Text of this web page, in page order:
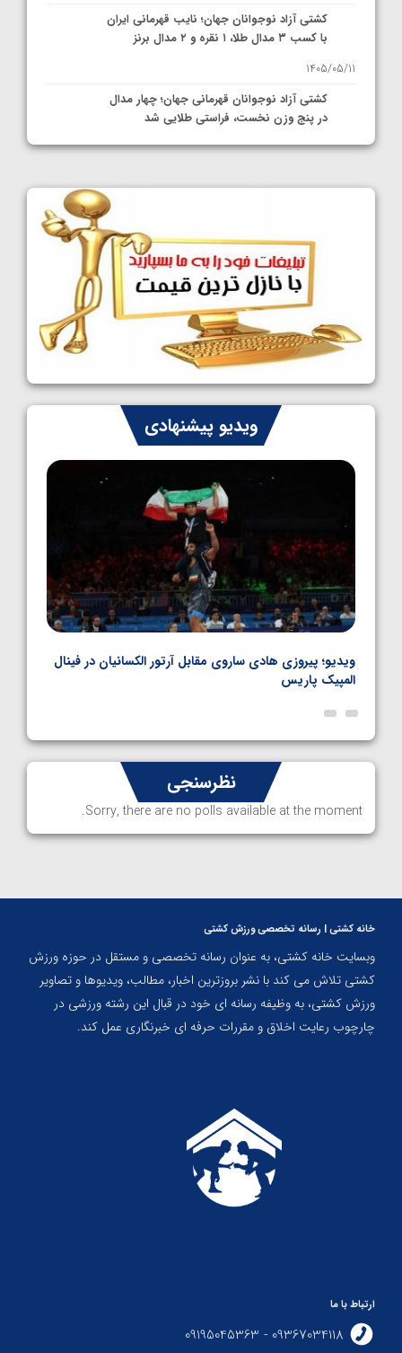
کشتی آزاد نوجوانان جهان؛ نایب قهرمانی ایران
با کسب ۳ مدال طلا، ۱ نقره و ۲ مدال برنز
1405/05/11
کشتی آزاد نوجوانان قهرمانی جهان؛ چهار مدال
در پنج وزن نخست، فراستی طلایی شد
1405/05/11
کشتی آزاد نوجوانان جهان؛ رقبای نمایندگان
ایران مشخص شدند
1405/05/08
کشتی فرنگی نوجوانان جهان؛ سکوی تیمی
سوم برای ایران
1405/05/07
ایران چشم به راه چهار مدال در پنج وزن دوم
کشتی فرنگی نوجوانان جهان
1405/05/06
ویدیو پیشنهادی
ویدیو؛ پیروزی هادی ساروی مقابل آرتور الکسانیان در فینال
المپیک پاریس
نظرسنجی
Sorry, there are no polls available at the moment.
خانه کشتی | رسانه تخصصی ورزش کشتی
وبسایت خانه کشتی، به عنوان رسانه تخصصی و مستقل در حوزه ورزش
کشتی تلاش می کند با نشر بروزترین اخبار، مطالب، ویدیوها و تصاویر
ورزش کشتی، به وظیفه رسانه ای خود در قبال این رشته ورزشی در
چارچوب رعایت اخلاق و مقررات حرفه ای خبرنگاری عمل کند.
ارتباط با ما
09367034118 - 09195045363